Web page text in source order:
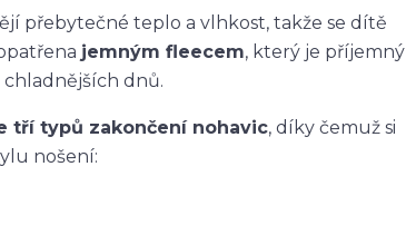
přebytečné teplo a vlhkost, takže se dítě
jemným fleecem, který je příjemný
dnů.
tří typů zakončení nohavic, díky čemuž si
nošení: